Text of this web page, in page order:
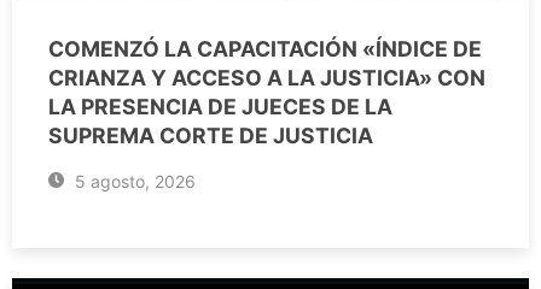
COMENZÓ LA CAPACITACIÓN «ÍNDICE DE
CRIANZA Y ACCESO A LA JUSTICIA» CON
LA PRESENCIA DE JUECES DE LA
SUPREMA CORTE DE JUSTICIA
5 agosto, 2026